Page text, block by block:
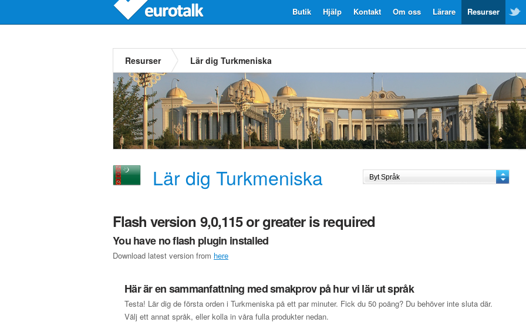
Resurser
Lärare
Om oss
Kontakt
Hjälp
Butik
Resurser Lär dig Turkmeniska
Lär dig Turkmeniska
Flash version 9,0,115 or greater is required
You have no flash plugin installed
Download latest version from here
Här är en sammanfattning med smakprov på hur vi lär ut språk
Testa! Lär dig de första orden i Turkmeniska på ett par minuter. Fick du 50 poäng? Du behöver inte sluta där.
Välj ett annat språk, eller kolla in våra fulla produkter nedan.